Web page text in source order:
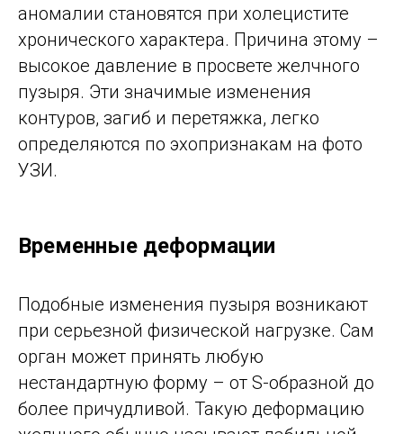
аномалии становятся при холецистите
хронического характера. Причина этому –
высокое давление в просвете желчного
пузыря. Эти значимые изменения
контуров, загиб и перетяжка, легко
определяются по эхопризнакам на фото
УЗИ.
Временные деформации
Подобные изменения пузыря возникают
при серьезной физической нагрузке. Сам
орган может принять любую
нестандартную форму – от S-образной до
более причудливой. Такую деформацию